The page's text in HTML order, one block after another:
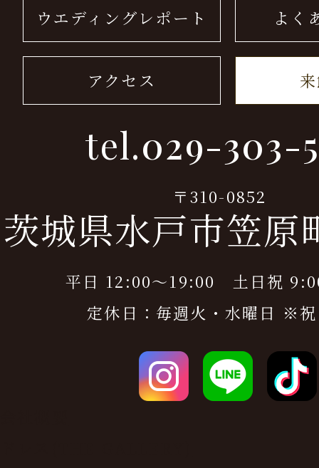
ウエディングレポート よく
アクセス
tel.029-303-
〒310-0852
茨城県水戸市笠原
平日 12:00～19:00 土日祝
定休日：毎週火・水曜日 ※